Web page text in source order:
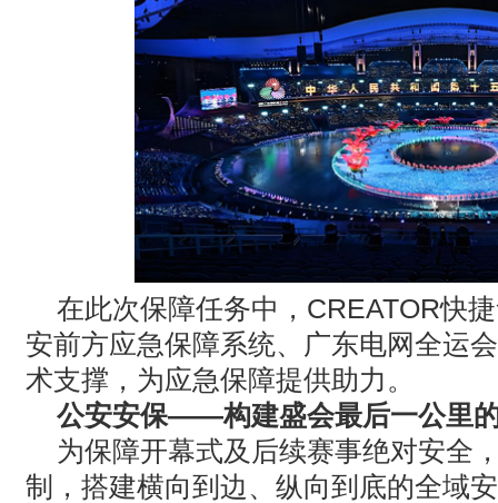
在此次保障任务中， CREATOR快
安前方应急保障系统、广东电网全运
术支撑，为应急保障提供助力。
公安安保——构建盛会最后一公里
为保障开幕式及后续赛事绝对安全
制，搭建横向到边、纵向到底的全域